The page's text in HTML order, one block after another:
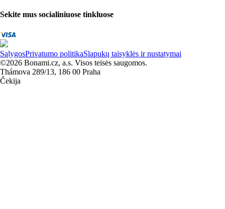
Sekite mus socialiniuose tinkluose
SąlygosPrivatumo politikaSlapukų taisyklės ir nustatymai
©2026 Bonami.cz, a.s. Visos teisės saugomos.
Thámova 289/13, 186 00 Praha
Čekija